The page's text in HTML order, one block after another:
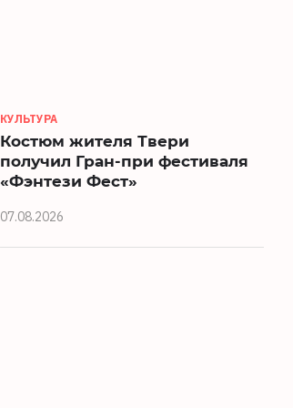
КУЛЬТУРА
Костюм жителя Твери
получил Гран-при фестиваля
«Фэнтези Фест»
07.08.2026